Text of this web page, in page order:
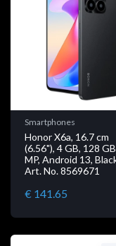
Smartphones
Honor X6a, 16.7 cm
(6.56"), 4 GB, 128
MP, Android 13,
Art. No. 8569671
€ 141.65